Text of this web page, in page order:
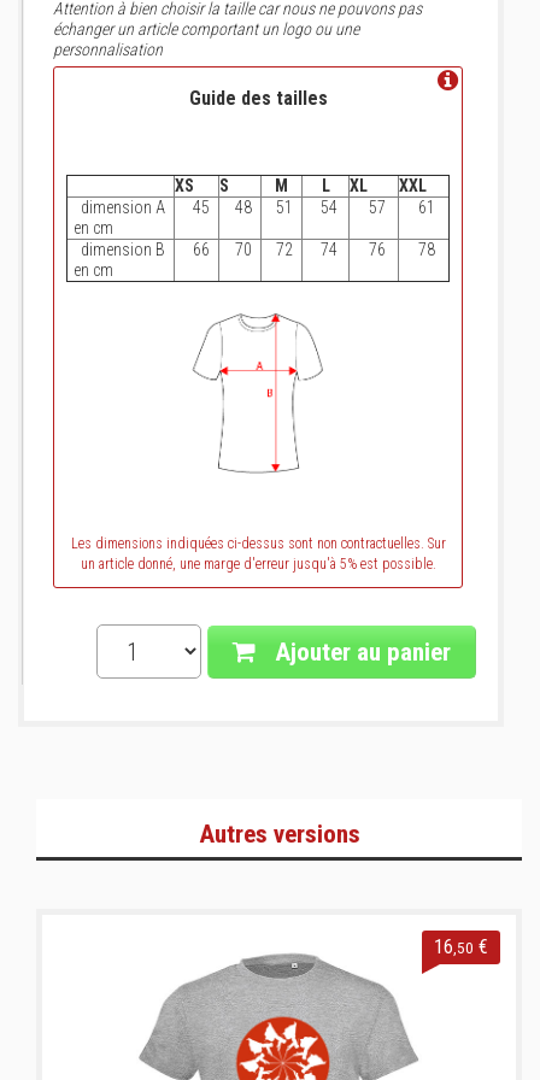
Attention à bien choisir la taille car nous ne pouvons pas
échanger un article comportant un logo ou une
personnalisation
Guide des tailles
XS S M L XL
XXL
dimension A
en cm
45 48 51 54 57 61
dimension B
en cm
66 70 72 74 76 78
Les dimensions indiquées ci-dessus sont non contractuelles. Sur
un article donné, une marge d'erreur jusqu'à 5% est possible.
Ajouter au panier
Autres versions
16 ,50 €